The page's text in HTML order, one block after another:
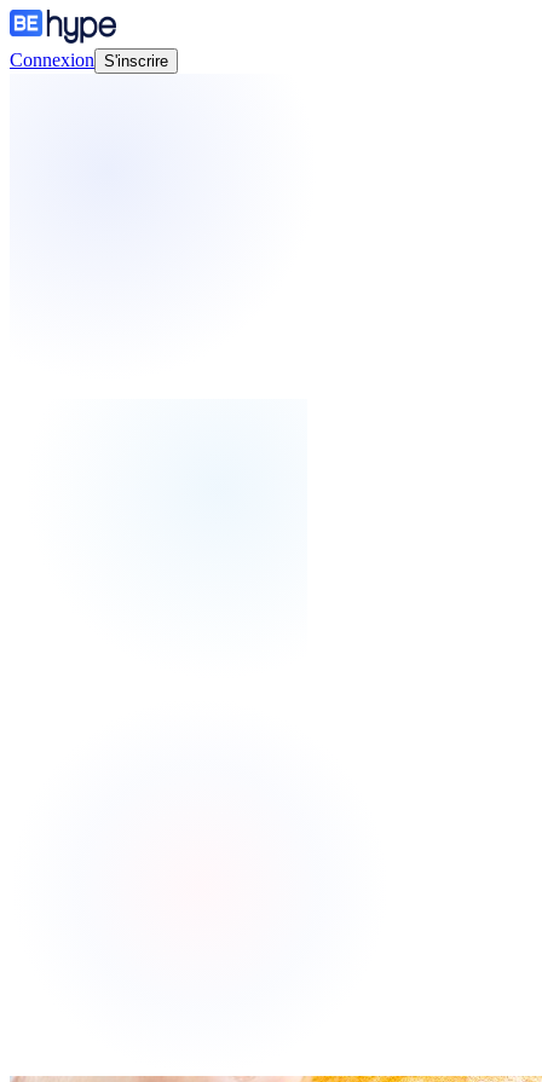
Connexion S'inscrire